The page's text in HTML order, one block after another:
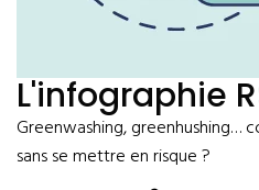
L'infographie
Greenwashing, greenhushing…
sans se mettre en risque ?